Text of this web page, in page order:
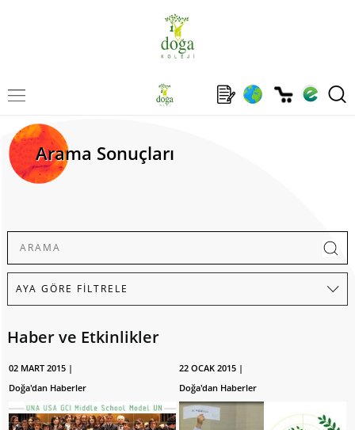
Arama Sonuçları
Haber ve Etkinlikler
02 MART 2015 |
Doğa'dan Haberler
22 OCAK 2015 |
Doğa'dan Haberler